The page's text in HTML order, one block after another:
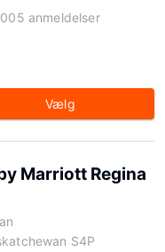
anmeldelser
Vælg
Marriott Regina
S4P